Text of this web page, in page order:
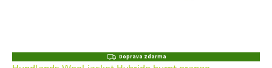
Z
D
Doprava zdarma